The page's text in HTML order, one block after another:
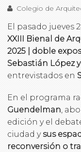
Colegio de
El pasado jueves
XXIII Bienal de
2025 | doble
Sebastián López
entrevistados en
En el programa
Guendelman,
edición y el
ciudad ysus
reconversión o